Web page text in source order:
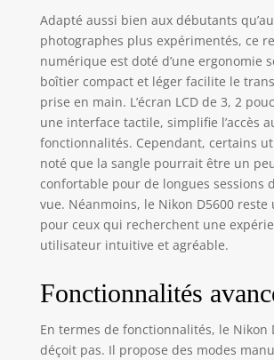
Adapté aussi bien aux débutants
photographes plus expérimentés, ce
numérique est doté d’une ergonomie
boîtier compact et léger facilite le
prise en main. L’écran LCD de 3, 2
une interface tactile, simplifie l’accès
fonctionnalités. Cependant, certains
noté que la sangle pourrait être un
confortable pour de longues sessions
vue. Néanmoins, le Nikon D5600 reste
pour ceux qui recherchent une
utilisateur intuitive et agréable.
Fonctionnalités
En termes de fonctionnalités, le Nikon
déçoit pas. Il propose des modes